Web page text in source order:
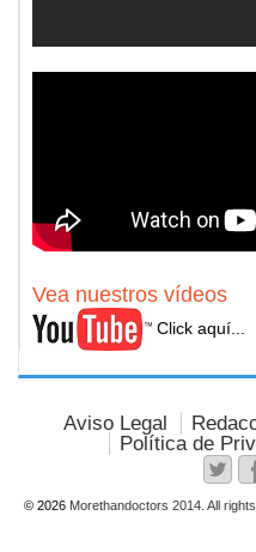
Vea nuestros vídeos
Click aquí...
Aviso Legal
Política de
© 2026 Morethandoctors 2014. All